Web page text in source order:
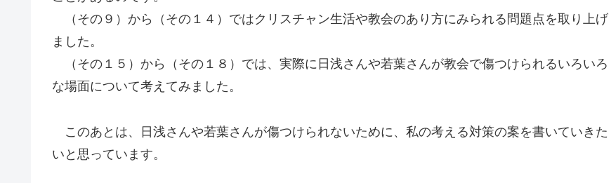
（その９）から（その１４）ではクリスチャン生活や教会のあり方にみられる問題点を取り上げ
ました。
（その１５）から（その１８）では、実際に日浅さんや若葉さんが教会で傷つけられるいろいろ
な場面について考えてみました。
このあとは、日浅さんや若葉さんが傷つけられないために、私の考える対策の案を書いていきた
いと思っています。